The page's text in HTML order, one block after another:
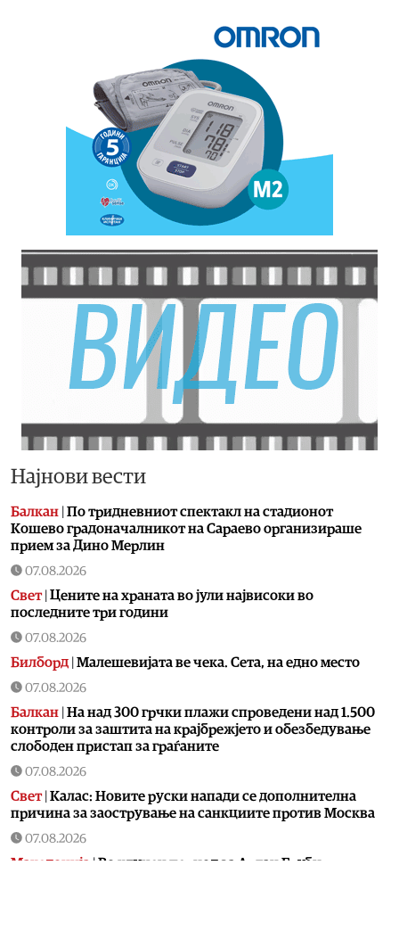
Најнови вести
Балкан По тридневниот спектакл на стадионот
Кошево градоначалникот на Сараево организираше
прием за Дино Мерлин
07.08.2026
Свет| Цените на храната во јули највисоки во
последните три години
07.08.2026
Билборд Малешевијата ве чека. Сета, на едно место
07.08.2026
Балкан На над 300 грчки плажи спроведени над 1.500
контроли за заштита на крајбрежјето и обезбедување
слободен пристап за граѓаните
07.08.2026
Свет| Калас: Новите руски напади се дополнителна
причина за заострување на санкциите против Москва
07.08.2026
Македонија |Во клучен период за Артан Груби,